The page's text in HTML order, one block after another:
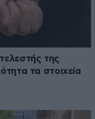
της
τα στοιχεία